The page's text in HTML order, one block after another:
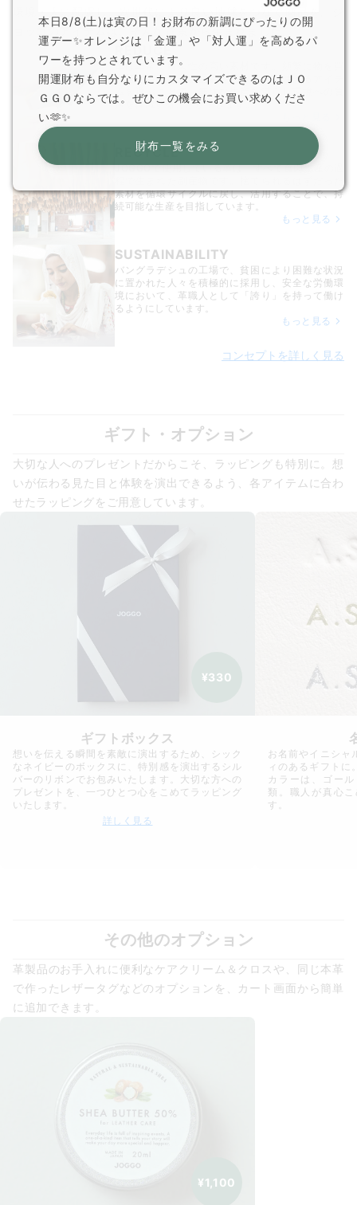
ョッゴのアイテムは、 そんな背景から生まれました。
REDUCE
革は非常に耐久性の高い素材です。頻繁に物を買
い替えるよりも、愛着を持って長く使えるアイテ
ムを選ぶことで、無駄な生産を減らし環境への負
担を軽減することができます。
RECYCLE
JOGGOで使用している革は、すべて食肉生産の過
素材を循環サイクルに戻し、活用することで、持
続可能な生産を目指しています。
もっと見る
SUSTAINABILITY
バングラデシュの工場で、貧困により困難な状況
に置かれた人々を積極的に採用し、安全な労働環
境において、革職人として「誇り」を持って働け
るようにしています。
もっと見る
コンセプトを詳しく見る
ギフト・オプション
大切な人へのプレゼントだからこそ、ラッピングも特別に。想
いが伝わる見た目と体験を演出できるよう、各アイテムに合わ
せたラッピングをご用意しています。
¥330
ギフトボックス
想いを伝える瞬間を素敵に演出するため、シック
なネイビーのボックスに、特別感を演出するシル
バーのリボンでお包みいたします。大切な方への
プレゼントを、一つひとつ心をこめてラッピング
いたします。
詳しく見る
お名前やイニシャ
ィのあるギフトに
カラーは、ゴー
類。職人が真心
す。
その他のオプション
革製品のお手入れに便利なケアクリーム＆クロスや、同じ本革
で作ったレザータグなどのオプションを、カート画面から簡単
に追加できます。
¥1,100
本日8/8(土)は寅の日！お財布の新調にぴったりの開
運デー✨オレンジは「金運」や「対人運」を高めるパ
ワーを持つとされています。
開運財布も自分なりにカスタマイズできるのはＪＯ
ＧＧＯならでは。ぜひこの機会にお買い求めくださ
い🫶✨
財布一覧をみる